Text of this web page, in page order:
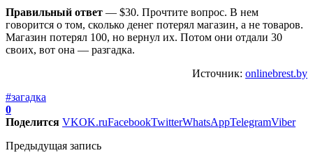
Правильный ответ — $30. Прочтите вопрос. В нем
говорится о том, сколько денег потерял магазин, а не товаров.
Магазин потерял 100, но вернул их. Потом они отдали 30
своих, вот она — разгадка.
Источник: onlinebrest.by
#загадка
0
Поделится VKOK.ruFacebookTwitterWhatsAppTelegramViber
Предыдущая запись